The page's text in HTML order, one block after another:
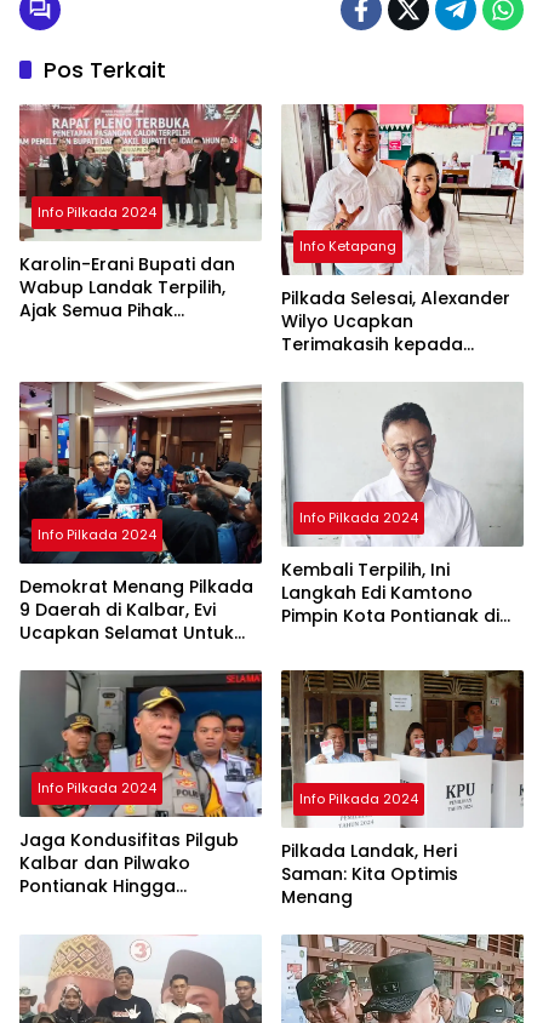
Pos Terkait
Info Pilkada 2024
Karolin-Erani Bupati dan
Wabup Landak Terpilih,
Ajak Semua Pihak
Info Ketapang
Pilkada Selesai, Alexander
Wilyo Ucapkan
Terimakasih kepada
Info Pilkada 2024
Demokrat Menang Pilkada
9 Daerah di Kalbar, Evi
Ucapkan Selamat Untuk
Info Pilkada 2024
Kembali Terpilih, Ini
Langkah Edi Kamtono
Pimpin Kota Pontianak di
Info Pilkada 2024
Jaga Kondusifitas Pilgub
Kalbar dan Pilwako
Pontianak Hingga
Selesai
Info Pilkada 2024
Pilkada Landak, Heri
Saman: Kita Optimis
Menang